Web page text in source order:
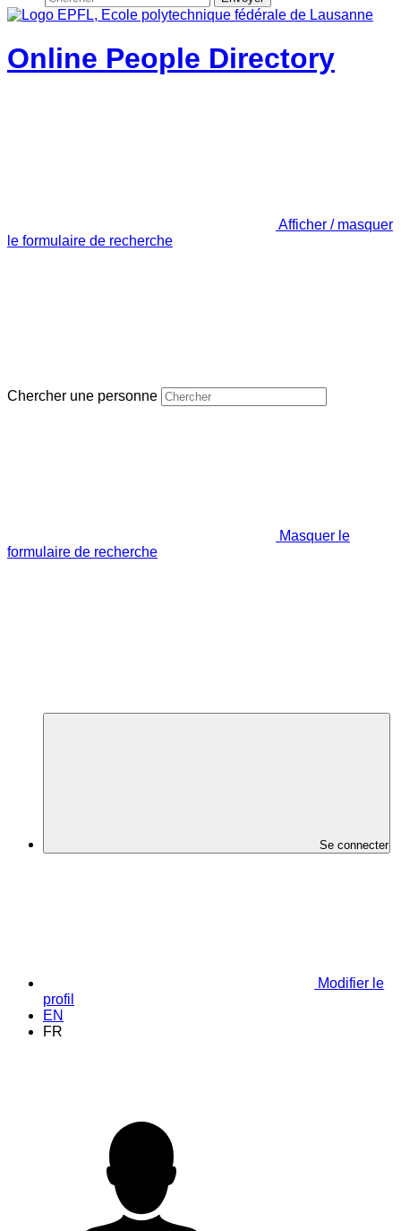
Online People Directory
Afficher / masquer
le formulaire de recherche
Chercher une personne
Masquer le
formulaire de recherche
Se connecter
Modifier le
profil
EN
FR